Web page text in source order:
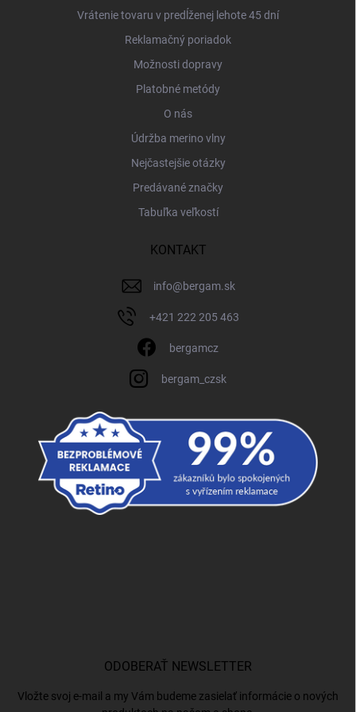
Vrátenie tovaru v predĺženej lehote 45 dní
Reklamačný poriadok
Možnosti dopravy
Platobné metódy
O nás
Údržba merino vlny
Nejčastejšie otázky
Predávané značky
Tabuľka veľkostí
KONTAKT
info@bergam.sk
+421 222 205 463
bergamcz
bergam_czsk
ODOBERAŤ NEWSLETTER
Vložte svoj e-mail a my Vám budeme zasielať informácie o nových